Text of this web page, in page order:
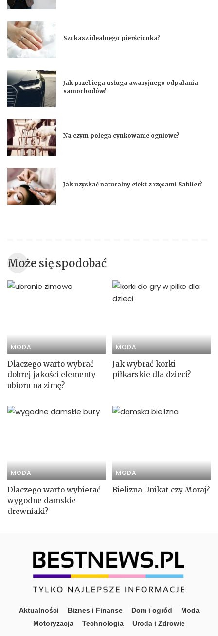
Szukasz idealnego pierścionka?
Jak przebiega usługa awaryjnego odpalania
samochodów?
Na czym polega cynkowanie ogniowe?
Jak uzyskać naturalny efekt z rzęsami Sablier?
Może się spodobać
MODA
Dlaczego warto wybrać
dobrej jakości elementy
ubioru na zimę?
MODA
Jak wybrać korki
piłkarskie dla dzieci?
MODA
Dlaczego warto wybierać
wygodne damskie
drewniaki?
MODA
Bielizna Unikat czy Moraj?
Aktualności Biznes i Finanse Dom i ogród
Moda
Motoryzacja
Technologia Uroda i Zdrowie